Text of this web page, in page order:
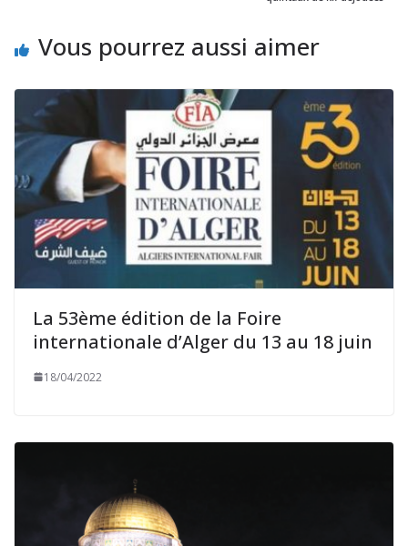
Vous pourrez aussi aimer
La 53ème édition de la Foire
internationale d’Alger du 13 au 18 juin
18/04/2022